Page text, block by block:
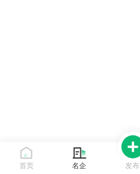
首页 名企 发布